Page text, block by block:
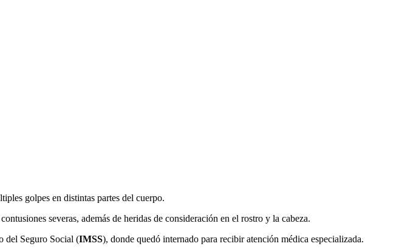
golpes en distintas partes del cuerpo.
severas, además de heridas de consideración en el rostro y la cabeza.
del Seguro Social (IMSS), donde quedó internado para recibir atención médica especializada.